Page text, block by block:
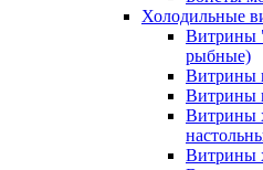
Холодильные
Витрины
рыбные)
Витрины
Витрины
Витрины
Витрины